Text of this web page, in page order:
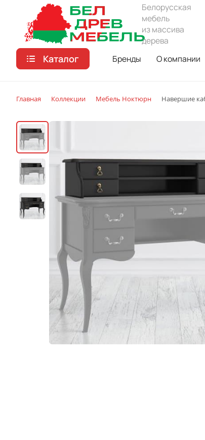
Белорусская
мебель
из массива
дерева
Каталог Бренды О компании
Главная Коллекции Мебель Ноктюрн Навершие